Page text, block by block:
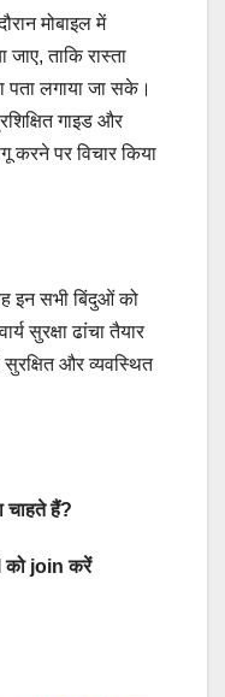
मोबाइल में
जाए, ताकि रास्ता
लगाया जा सके।
गाइड और
करने पर विचार किया
इन सभी बिंदुओं को
सुरक्षा ढांचा तैयार
सुरक्षित और व्यवस्थित
हैं?
को join करें